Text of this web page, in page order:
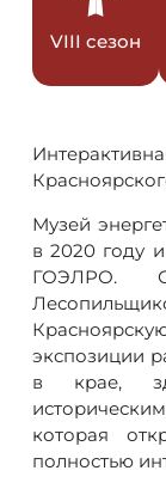
Музей
в 2020 году
ГОЭЛРО.
экспозиции
в крае,
которая
полностью
VIII сезон